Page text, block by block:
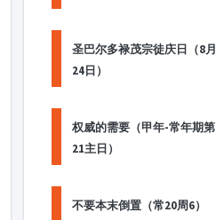
圣巴尔多禄茂宗徒庆日（8月
24日）
权威的需要（甲年-常年期第
21主日）
不要本末倒置（常20周6）